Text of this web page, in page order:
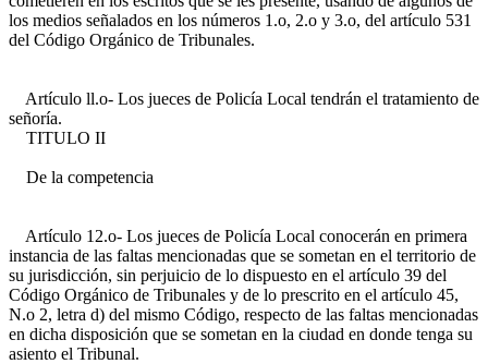
los medios señalados en los números 1.o, 2.o y 3.o, del artículo 531
del Código Orgánico de Tribunales.
Artículo ll.o- Los jueces de Policía Local tendrán el tratamiento de
señoría.
TITULO II
De la competencia
Artículo 12.o- Los jueces de Policía Local conocerán en primera
instancia de las faltas mencionadas que se sometan en el territorio de
su jurisdicción, sin perjuicio de lo dispuesto en el artículo 39 del
Código Orgánico de Tribunales y de lo prescrito en el artículo 45,
N.o 2, letra d) del mismo Código, respecto de las faltas mencionadas
en dicha disposición que se sometan en la ciudad en donde tenga su
asiento el Tribunal.